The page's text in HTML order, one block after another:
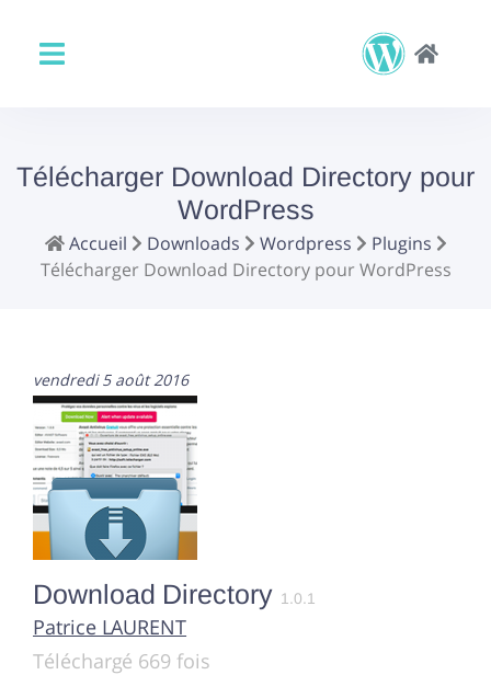
Télécharger Download Directory pour
WordPress
Accueil Downloads Wordpress
Plugins
Télécharger Download Directory pour WordPress
vendredi 5 août 2016
Download Directory 1.0.1
Patrice LAURENT
Téléchargé 669 fois